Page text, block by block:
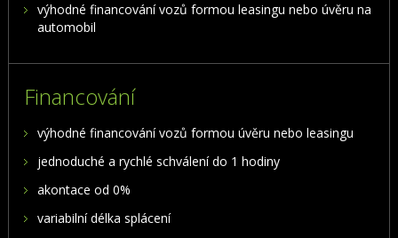
výhodné financování vozů formou leasingu nebo úvěru na
automobil
Financování
výhodné financování vozů formou úvěru nebo leasingu
jednoduché a rychlé schválení do 1 hodiny
akontace od 0%
variabilní délka splácení